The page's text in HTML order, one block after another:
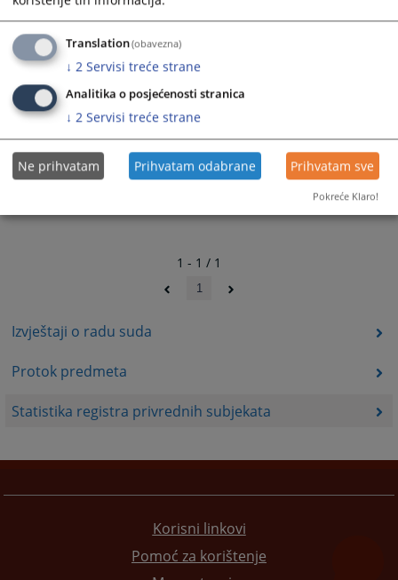
Izvještaji o radu suda
Protok predmeta
Statistika registra privrednih subjekata
get
the
keyboard
shortcuts
for
dates.
the
keyboard
shortcuts
for
dates.
1 - 1 / 1
1
Korisni linkovi
Pomoć za korištenje
Translation(obavezna)
↓ 2 Servisi treće strane
Analitika o posjećenosti stranica
↓ 2 Servisi treće strane
Ne prihvatam Prihvatam odabrane Prihvatam sve
Pokreće Klaro!